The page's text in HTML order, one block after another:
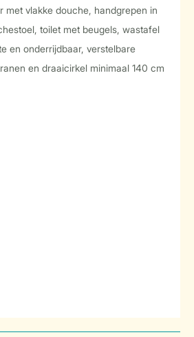
met vlakke douche, handgrepen in
toilet met beugels, wastafel
en onderrijdbaar, verstelbare
en draaicirkel minimaal 140 cm